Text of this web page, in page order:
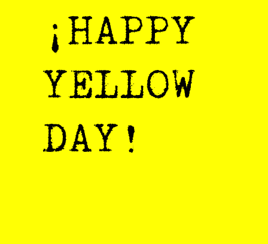
¡HAPPY
YELLOW
DAY!